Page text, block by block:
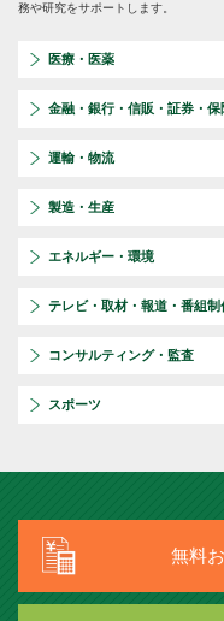
務や研究をサポートします。
医療・医薬
金融・銀行・信販・証券・保
運輸・物流
製造・生産
エネルギー・環境
テレビ・取材・報道・番組制
コンサルティング・監査
スポーツ
無料